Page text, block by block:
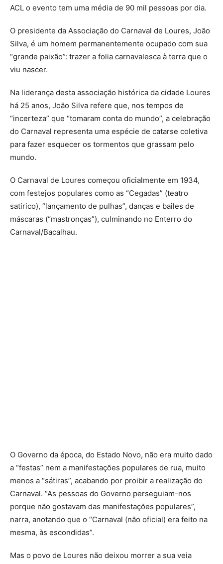
ACL o evento tem uma média de 90 mil pessoas por dia.
O presidente da Associação do Carnaval de Loures, João
Silva, é um homem permanentemente ocupado com sua
“grande paixão”: trazer a folia carnavalesca à terra que o
viu nascer.
Na liderança desta associação histórica da cidade Loures
há 25 anos, João Silva refere que, nos tempos de
“incerteza” que “tomaram conta do mundo”, a celebração
do Carnaval representa uma espécie de catarse coletiva
para fazer esquecer os tormentos que grassam pelo
mundo.
O Carnaval de Loures começou oficialmente em 1934,
com festejos populares como as “Cegadas” (teatro
satírico), “lançamento de pulhas”, danças e bailes de
máscaras (“mastronças”), culminando no Enterro do
Carnaval/Bacalhau.
O Governo da época, do Estado Novo, não era muito dado
a “festas” nem a manifestações populares de rua, muito
menos a “sátiras”, acabando por proibir a realização do
Carnaval. “As pessoas do Governo perseguiam-nos
porque não gostavam das manifestações populares”,
narra, anotando que o “Carnaval (não oficial) era feito na
mesma, às escondidas”.
Mas o povo de Loures não deixou morrer a sua veia